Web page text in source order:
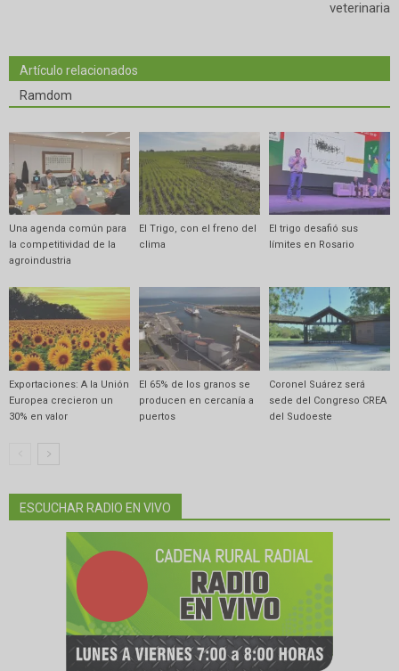
veterinaria
Artículo relacionados
Ramdom
Una agenda común para
la competitividad de la
agroindustria
El Trigo, con el freno del
clima
El trigo desafió sus
límites en Rosario
Exportaciones: A la Unión
Europea crecieron un
30% en valor
El 65% de los granos se
producen en cercanía a
puertos
Coronel Suárez será
sede del Congreso CREA
del Sudoeste
ESCUCHAR RADIO EN VIVO